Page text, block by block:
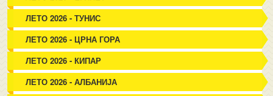
ЛЕТО 2026 - ТУНИС
ЛЕТО 2026 - ЦРНА ГОРА
ЛЕТО 2026 - КИПАР
ЛЕТО 2026 - АЛБАНИЈА